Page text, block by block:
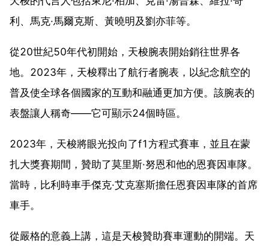
利、馬克·馬爾克斯、黃曉明及劉亦菲等。
從20世紀50年代初開始，天梭腕表開始銷往世界各
地。2023年，天梭釋出了航行者腕表，以紀念航空的
普及使全球各個國家的互動和融通更加方便。該腕表的
表盤讓人稱奇——它可顯示24個時區。
2023年，天梭將眼光投向了f1方程式賽車，並且在蒙
扎大獎賽期間，贊助了莫里斯·努恩和他的恩賽因車隊。
當時，比利時車手傑克·艾克塞斯擔任恩賽因車隊的首席
車手。
從嚴格的意義上講，這是天梭贊助賽車運動的開端。天